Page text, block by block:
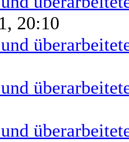
20:10